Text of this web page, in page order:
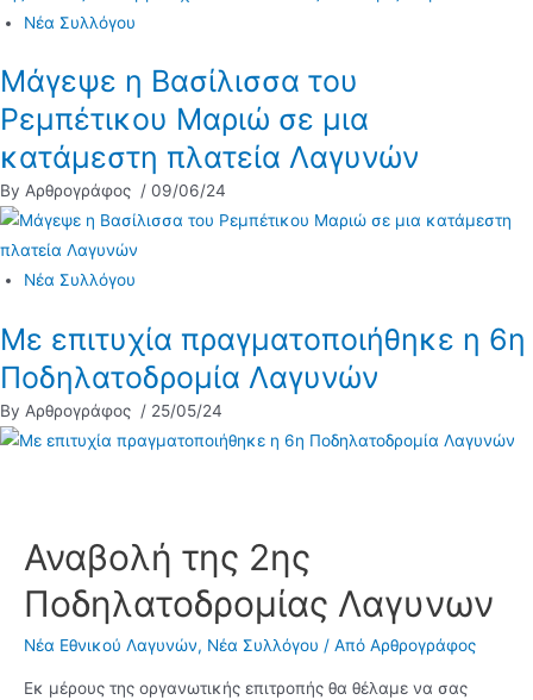
Νέα Συλλόγου
Μάγεψε η Βασίλισσα του
Ρεμπέτικου Μαριώ σε μια
κατάμεστη πλατεία Λαγυνών
By Αρθρογράφος / 09/06/24
Νέα Συλλόγου
Με επιτυχία πραγματοποιήθηκε η 6η
Ποδηλατοδρομία Λαγυνών
By Αρθρογράφος / 25/05/24
Αναβολή της 2ης
Ποδηλατοδρομίας Λαγυνων
Νέα Εθνικού Λαγυνών, Νέα Συλλόγου / Από Αρθρογράφος
Εκ μέρους της οργανωτικής επιτροπής θα θέλαμε να σας